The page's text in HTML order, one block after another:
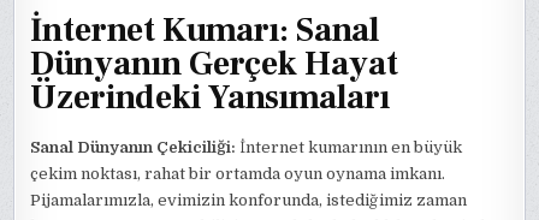
İnternet Kumarı: Sanal
Dünyanın Gerçek Hayat
Üzerindeki Yansımaları
Sanal Dünyanın Çekiciliği: İnternet kumarının en büyük
çekim noktası, rahat bir ortamda oyun oynama imkanı.
Pijamalarımızla, evimizin konforunda, istediğimiz zaman